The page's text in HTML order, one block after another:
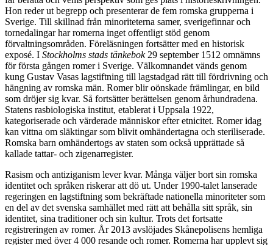
Hon reder ut begrepp och presenterar de fem romska grupperna i
Sverige. Till skillnad från minoriteterna samer, sverigefinnar och
tornedalingar har romerna inget offentligt stöd genom
förvaltningsområden. Föreläsningen fortsätter med en historisk
exposé. I Stockholms stads tänkebok29 september 1512 omnämns
för första gången romer i Sverige. Välkomnandet vänds genom
kung Gustav Vasas lagstiftning till lagstadgad rätt till fördrivning och
hängning av romska män. Romer blir oönskade främlingar, en bild
som dröjer sig kvar. Så fortsätter berättelsen genom århundradena.
Statens rasbiologiska institut, etablerat i Uppsala 1922,
kategoriserade och värderade människor efter etnicitet. Romer idag
kan vittna om släktingar som blivit omhändertagna och steriliserade.
Romska barn omhändertogs av staten som också upprättade så
kallade tattar- och zigenarregister.
Rasism och antiziganism lever kvar. Många väljer bort sin romska
identitet och språken riskerar att dö ut. Under 1990-talet lanserade
regeringen en lagstiftning som bekräftade nationella minoriteter som
en del av det svenska samhället med rätt att behålla sitt språk, sin
identitet, sina traditioner och sin kultur. Trots det fortsatte
registreringen av romer. År 2013 avslöjades Skånepolisens hemliga
register med över 4 000 resande och romer. Romerna har upplevt sig